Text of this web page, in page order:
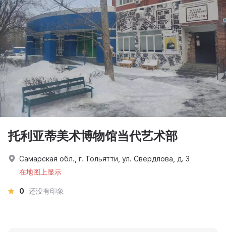
托利亚蒂美术博物馆当代艺术部
Самарская обл., г. Тольятти, ул. Свердлова, д. 3
在地图上显示
0 还没有印象